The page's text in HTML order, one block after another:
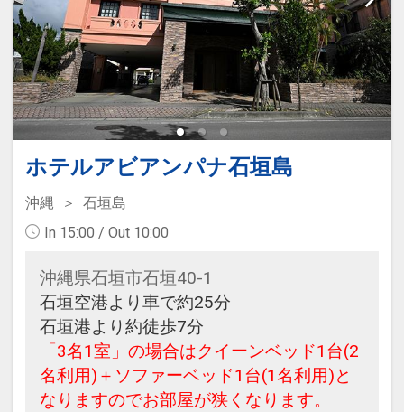
ホテルアビアンパナ石垣島
沖縄
石垣島
In 15:00 / Out 10:00
沖縄県石垣市石垣40-1
石垣空港より車で約25分
石垣港より約徒歩7分
「3名1室」の場合はクイーンベッド1台(2
名利用)＋ソファーベッド1台(1名利用)と
なりますのでお部屋が狭くなります。